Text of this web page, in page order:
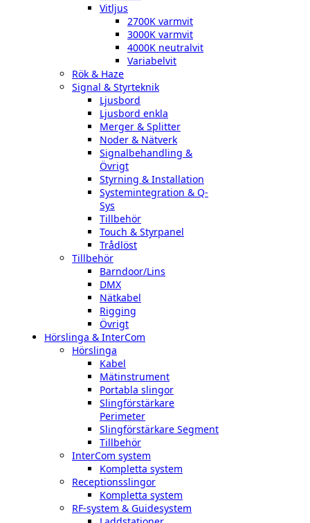
Vitljus
2700K varmvit
3000K varmvit
4000K neutralvit
Variabelvit
Rök & Haze
Signal & Styrteknik
Ljusbord
Ljusbord enkla
Merger & Splitter
Noder & Nätverk
Signalbehandling &
Övrigt
Styrning & Installation
Systemintegration & Q-
Sys
Tillbehör
Touch & Styrpanel
Trådlöst
Tillbehör
Barndoor/Lins
DMX
Nätkabel
Rigging
Övrigt
Hörslinga & InterCom
Hörslinga
Kabel
Mätinstrument
Portabla slingor
Slingförstärkare
Perimeter
Slingförstärkare Segment
Tillbehör
InterCom system
Kompletta system
Receptionsslingor
Kompletta system
RF-system & Guidesystem